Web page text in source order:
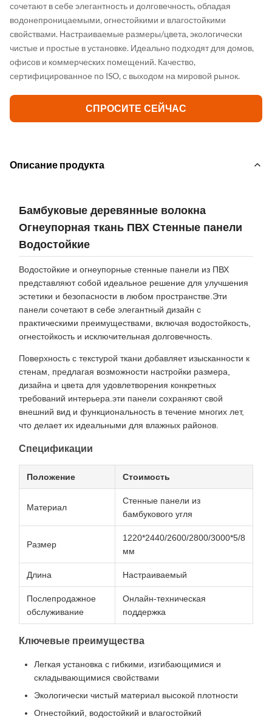
сочетают в себе элегантность и долговечность, обладая
водонепроницаемыми, огнестойкими и влагостойкими
свойствами. Настраиваемые размеры/цвета, экологически
чистые и простые в установке. Идеально подходят для домов,
офисов и коммерческих помещений. Качество,
сертифицированное по ISO, с выходом на мировой рынок.
СПРОСИТЕ СЕЙЧАС
Описание продукта
Бамбуковые деревянные волокна
Огнеупорная ткань ПВХ Стенные панели
Водостойкие
Водостойкие и огнеупорные стенные панели из ПВХ
представляют собой идеальное решение для улучшения
эстетики и безопасности в любом пространстве.Эти
панели сочетают в себе элегантный дизайн с
практическими преимуществами, включая водостойкость,
огнестойкость и исключительная долговечность.
Поверхность с текстурой ткани добавляет изысканности к
стенам, предлагая возможности настройки размера,
дизайна и цвета для удовлетворения конкретных
требований интерьера.эти панели сохраняют свой
внешний вид и функциональность в течение многих лет,
что делает их идеальными для влажных районов.
Спецификации
Положение Стоимость
Материал
Стенные панели из
бамбукового угля
Размер
1220*2440/2600/2800/3000*5/8
мм
Длина Настраиваемый
Послепродажное
обслуживание
Онлайн-техническая
поддержка
Ключевые преимущества
Легкая установка с гибкими, изгибающимися и
складывающимися свойствами
Экологически чистый материал высокой плотности
Огнестойкий, водостойкий и влагостойкий